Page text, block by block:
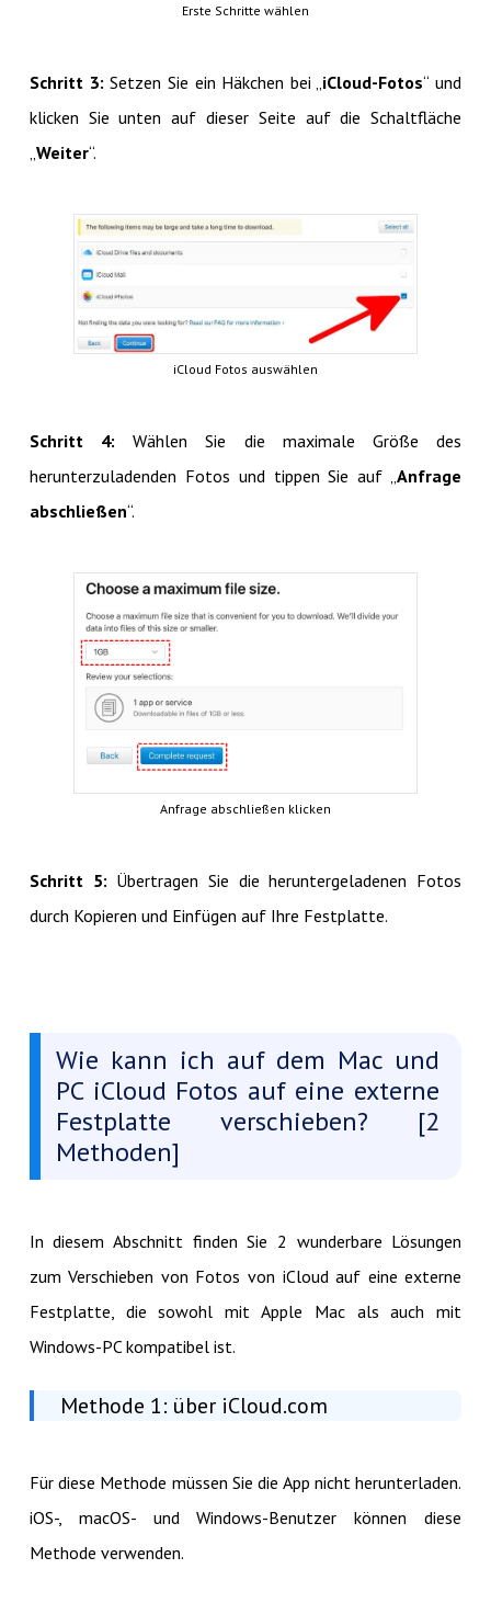
Erste Schritte wählen
Schritt 3:Setzen Sie ein Häkchen bei „iCloud-Fotos“ und
klicken Sie unten auf dieser Seite auf die Schaltfläche
„Weiter“.
iCloud Fotos auswählen
Schritt 4:Wählen Sie die maximale Größe des
herunterzuladenden Fotos und tippen Sie auf „Anfrage
abschließen“.
Anfrage abschließen klicken
Schritt 5: Übertragen Sie die heruntergeladenen Fotos
durch Kopieren und Einfügen auf Ihre Festplatte.
Wie kann ich auf dem Mac und
PC iCloud Fotos auf eine externe
Festplatte verschieben? [2
Methoden]
In diesem Abschnitt finden Sie 2 wunderbare Lösungen
zum Verschieben von Fotos von iCloud auf eine externe
Festplatte, die sowohl mit Apple Mac als auch mit
Windows-PC kompatibel ist.
Methode 1: über iCloud.com
Für diese Methode müssen Sie die App nicht herunterladen.
iOS-, macOS- und Windows-Benutzer können diese
Methode verwenden.